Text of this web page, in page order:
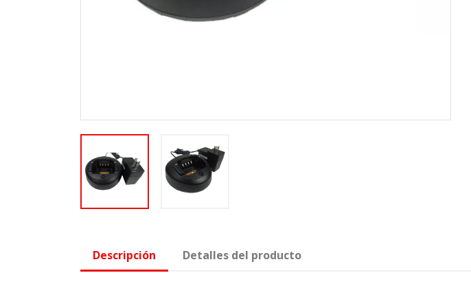
Descripción Detalles del producto